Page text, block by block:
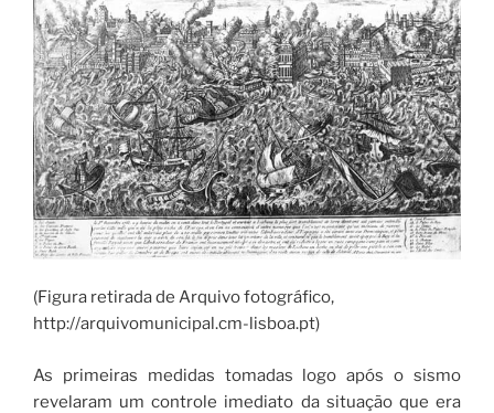
(Figura retirada de Arquivo fotográfico,
http://arquivomunicipal.cm-lisboa.pt)
As primeiras medidas tomadas logo após o sismo
revelaram um controle imediato da situação que era